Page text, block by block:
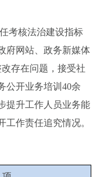
考核法治建设指标
府网站
政务新媒体
存在问题 ， 接受社
公开业务培训 40余
提升工作人员业务能
工作责任追究情况。